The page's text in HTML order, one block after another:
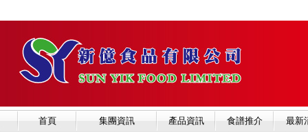
首頁 集團資訊 產品資訊 食譜推介 最新